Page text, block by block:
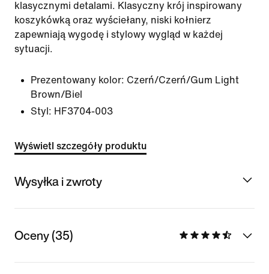
klasycznymi detalami. Klasyczny krój inspirowany
koszykówką oraz wyściełany, niski kołnierz
zapewniają wygodę i stylowy wygląd w każdej
sytuacji.
Prezentowany kolor: Czerń/Czerń/Gum Light
Brown/Biel
Styl: HF3704-003
Wyświetl szczegóły produktu
Wysyłka i zwroty
Oceny (35)